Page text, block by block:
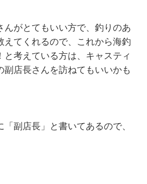
んがとてもいい方で、釣りのあ
えてくれるので、これから海釣
と考えている方は、キャスティ
副店長さんを訪ねてもいいかも
副店長」と書いてあるので、